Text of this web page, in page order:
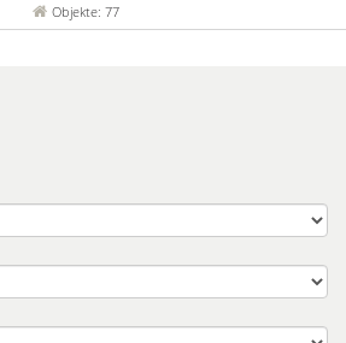
Objekte: 77